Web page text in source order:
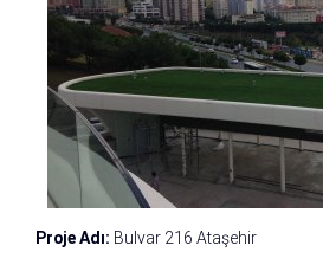
Proje Adı: Bulvar 216 Ataşehir